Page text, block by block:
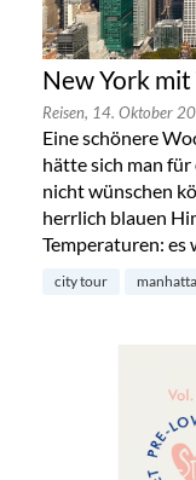
New York
Reisen, 14. Oktober
Eine schönere
hätte sich man
nicht wünschen
herrlich blauen
Temperaturen: es
city tour